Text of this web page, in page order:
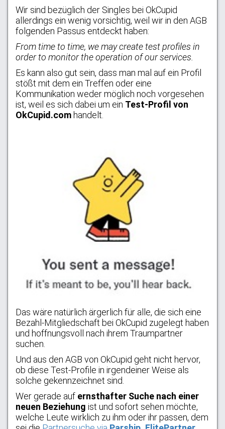
Wir sind bezüglich der Singles bei OkCupid
allerdings ein wenig vorsichtig, weil wir in den AGB
folgenden Passus entdeckt haben:
From time to time, we may create test profiles in
order to monitor the operation of our services.
Es kann also gut sein, dass man mal auf ein Profil
stößt mit dem ein Treffen oder eine
Kommunikation weder möglich noch vorgesehen
ist, weil es sich dabei um ein Test-Profil von
OkCupid.comhandelt.
Das wäre natürlich ärgerlich für alle, die sich eine
Bezahl-Mitgliedschaft bei OkCupid zugelegt haben
und hoffnungsvoll nach ihrem Traumpartner
suchen.
Und aus den AGB von OkCupid geht nicht hervor,
ob diese Test-Profile in irgendeiner Weise als
solche gekennzeichnet sind.
Wer gerade auf ernsthafter Suche nach einer
neuen Beziehung ist und sofort sehen möchte,
welche Leute wirklich zu ihm oder ihr passen, dem